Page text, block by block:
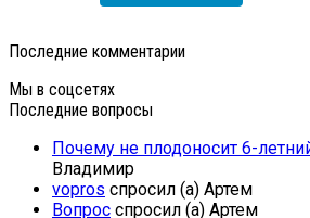
Последние комментарии
Мы в соцсетях
Последние вопросы
Почему не плодоносит 6-
Владимир
vopros спросил (а) Артем
Вопрос спросил (а) Артем